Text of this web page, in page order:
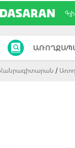
Հանրագիտարան